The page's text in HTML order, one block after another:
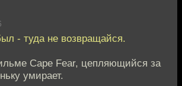
- туда не возвращайся.
Cape Fear, цепляющийся за
умирает.